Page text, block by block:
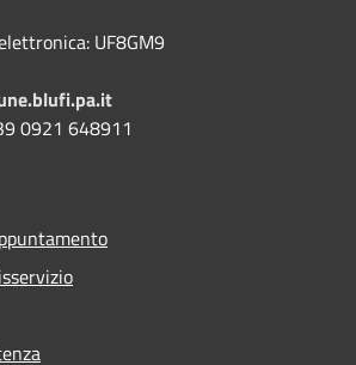
UF8GM9
0921 648911